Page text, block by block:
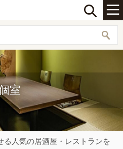
室
る人気の居酒屋・レストランを